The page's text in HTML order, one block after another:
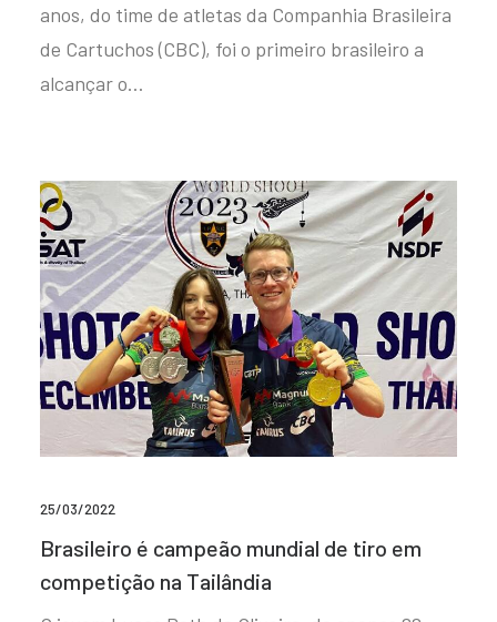
anos, do time de atletas da Companhia Brasileira
de Cartuchos (CBC), foi o primeiro brasileiro a
alcançar o…
25/03/2022
Brasileiro é campeão mundial de tiro em
competição na Tailândia